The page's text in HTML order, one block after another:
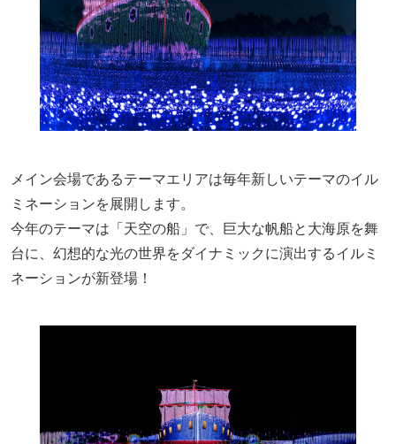
メイン会場であるテーマエリアは毎年新しいテーマのイル
ミネーションを展開します。
今年のテーマは「天空の船」で、巨大な帆船と大海原を舞
台に、幻想的な光の世界をダイナミックに演出するイルミ
ネーションが新登場！